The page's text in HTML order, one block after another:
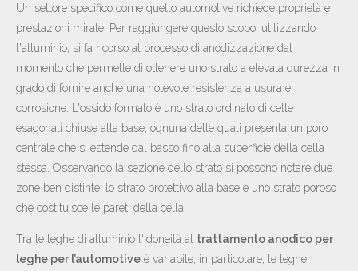
Un settore specifico come quello automotive richiede proprietà e
prestazioni mirate. Per raggiungere questo scopo, utilizzando
l'alluminio, si fa ricorso al processo di anodizzazione dal
momento che permette di ottenere uno strato a elevata durezza in
grado di fornire anche una notevole resistenza a usura e
corrosione. L'ossido formato è uno strato ordinato di celle
esagonali chiuse alla base, ognuna delle quali presenta un poro
centrale che si estende dal basso fino alla superficie della cella
stessa. Osservando la sezione dello strato si possono notare due
zone ben distinte: lo strato protettivo alla base e uno strato poroso
che costituisce le pareti della cella.
Tra le leghe di alluminio l'idoneità al trattamento anodico per
leghe per l’automotive è variabile; in particolare, le leghe